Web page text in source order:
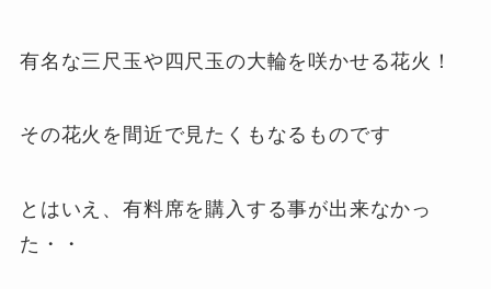
有名な三尺玉や四尺玉の大輪を咲かせる花火！
その花火を間近で見たくもなるものです
とはいえ、有料席を購入する事が出来なかっ
た・・